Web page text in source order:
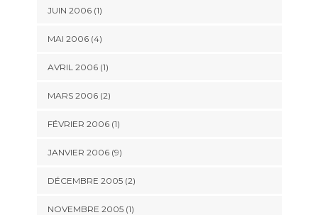
JUIN 2006 (1)
MAI 2006 (4)
AVRIL 2006 (1)
MARS 2006 (2)
FÉVRIER 2006 (1)
JANVIER 2006 (9)
DÉCEMBRE 2005 (2)
NOVEMBRE 2005 (1)